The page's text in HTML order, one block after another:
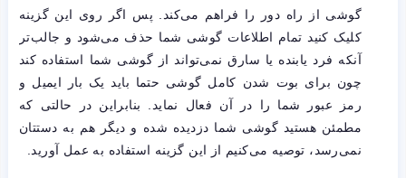
گوشی از راه دور را فراهم می‌کند. پس اگر روی این گزینه
کلیک کنید تمام اطلاعات گوشی شما حذف می‌شود و جالب‌تر
آنکه فرد یابنده یا سارق نمی‌تواند از گوشی شما استفاده کند
چون برای بوت شدن کامل گوشی حتما باید یک بار ایمیل و
رمز عبور شما را در آن فعال نماید. بنابراین در حالتی که
مطمئن هستید گوشی شما دزدیده شده و دیگر هم به دستتان
نمی‌رسد، توصیه می‌کنیم از این گزینه استفاده به عمل آورید.